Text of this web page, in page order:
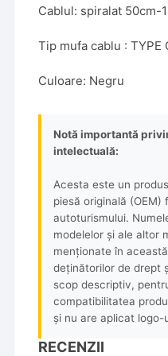
Cablul: spiralat 50cm-
Tip mufa cablu : TYPE
Culoare: Negru
Notă importantă
intelectuală:
Acesta este un
piesă originală
autoturismului.
modelelor și ale altor
menționate în
deținătorilor de drept
scop descriptiv,
compatibilitatea
și nu are aplicat logo-
RECENZII